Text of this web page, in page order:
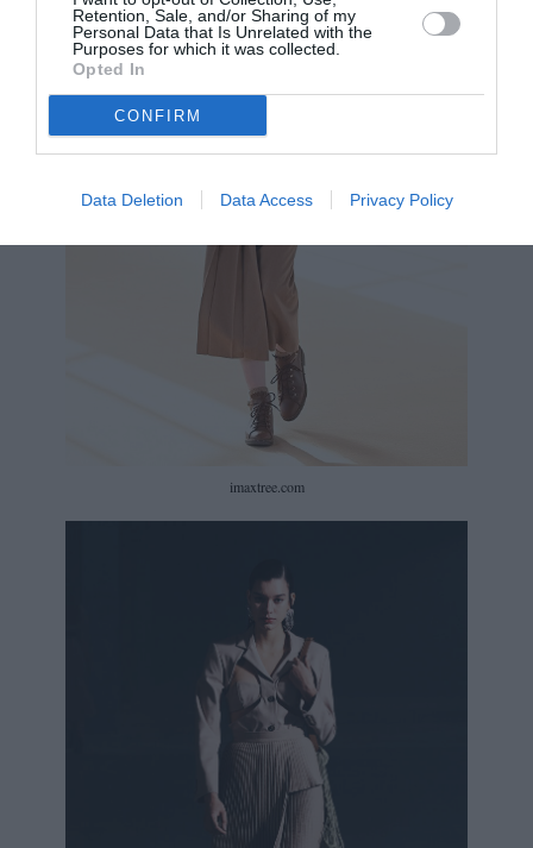
Retention, Sale, and/or Sharing of my
Personal Data that Is Unrelated with the
Purposes for which it was collected.
Opted In
CONFIRM
Data Deletion Data Access Privacy Policy
imaxtree.com